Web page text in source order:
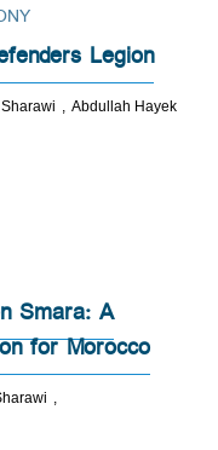
Legion
Abdullah Hayek
Smara: A
for Morocco